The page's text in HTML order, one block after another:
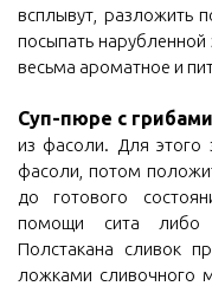
всплывут, разложить
посыпать
весьма ароматное и
Суп-пюре с
из фасоли. Для этого
фасоли, потом
до готового
помощи сита либо
Полстакана сливок
ложками сливочного